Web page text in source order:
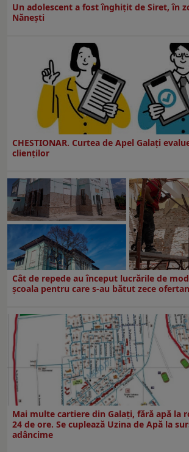
Un adolescent a fost înghițit de Siret, în
Nănești
CHESTIONAR. Curtea de Apel Galați
clienților
Cât de repede au început lucrările de
şcoala pentru care s-au bătut zece
Mai multe cartiere din Galați, fără apă la
24 de ore. Se cuplează Uzina de Apă la
adâncime